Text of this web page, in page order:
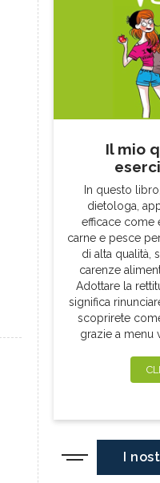
Il mio
In questo
dietologa,
efficace come
carne e pesce
di alta qualità,
carenze
Adottare la
significa
scoprirete
grazie a menu
I